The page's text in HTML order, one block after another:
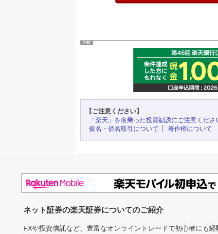
PR
【ご注意ください】
「楽天」を名乗った投資勧誘にご注意くださ
仮名・借名取引について
著作権について
ネット証券の楽天証券についてのご紹介
FXや投資信託など、豊富なオンライントレードで初心者にも